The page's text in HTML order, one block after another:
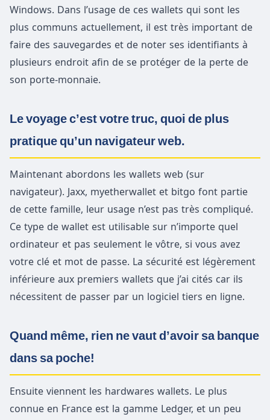
Windows. Dans l’usage de ces wallets qui sont les
plus communs actuellement, il est très important de
faire des sauvegardes et de noter ses identifiants à
plusieurs endroit afin de se protéger de la perte de
son porte-monnaie.
Le voyage c’est votre truc, quoi de plus
pratique qu’un navigateur web.
Maintenant abordons les wallets web (sur
navigateur). Jaxx, myetherwallet et bitgo font partie
de cette famille, leur usage n’est pas très compliqué.
Ce type de wallet est utilisable sur n’importe quel
ordinateur et pas seulement le vôtre, si vous avez
votre clé et mot de passe. La sécurité est légèrement
inférieure aux premiers wallets que j’ai cités car ils
nécessitent de passer par un logiciel tiers en ligne.
Quand même, rien ne vaut d’avoir sa banque
dans sa poche!
Ensuite viennent les hardwares wallets. Le plus
connue en France est la gamme Ledger, et un peu